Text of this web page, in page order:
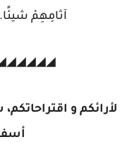
آثامِهِمْ شيئًا.
لأرائكم و